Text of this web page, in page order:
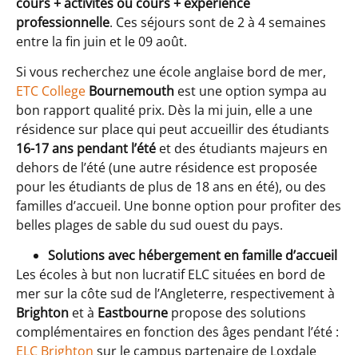
professionnelle. Ces séjours sont de 2 à 4 semaines
entre la fin juin et le 09 août.
Si vous recherchez une école anglaise bord de mer,
ETC College Bournemouth est une option sympa au
bon rapport qualité prix. Dès la mi juin, elle a une
résidence sur place qui peut accueillir des étudiants
16-17 ans pendant l’été et des étudiants majeurs en
dehors de l’été (une autre résidence est proposée
pour les étudiants de plus de 18 ans en été), ou des
familles d’accueil. Une bonne option pour profiter des
belles plages de sable du sud ouest du pays.
Solutions avec hébergement en famille d’accueil
Les écoles à but non lucratif ELC situées en bord de
mer sur la côte sud de l’Angleterre, respectivement à
Brighton et à Eastbourne propose des solutions
complémentaires en fonction des âges pendant l’été :
ELC Brighton sur le campus partenaire de Loxdale